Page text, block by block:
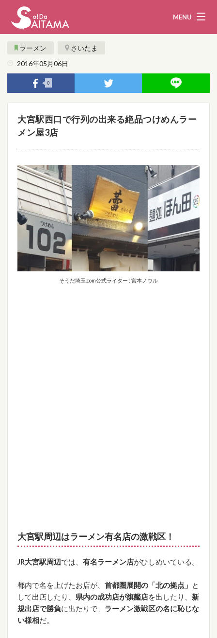
MENU
娯楽・観光
企業・団体 教育・医療
行政 まとめ！
地域から探す
募集！ お問い合わせ
運営団体 ライター
ラーメン
さいたま
2016年05月06日
0
大宮駅西口で行列の出来る絶品つけめんラー
メン屋3店
そうだ埼玉.com公式ライター : 宮本ノウル
大宮駅周辺はラーメン有名店の激戦区！
JR大宮駅周辺では、 有名ラーメン店がひしめいている。
都内で名を上げたお店が、 首都圏展開の「北の拠点」 と
して出店したり、 県内の成功店が旗艦店を出したり、 新
規出店で勝負に出たりで、 ラーメン激戦区の名に恥じな
い様相だ。